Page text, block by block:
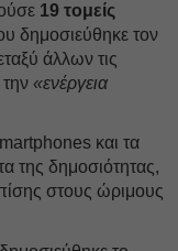
19 τομείς
δημοσιεύθηκε τον
άλλων τις
την «ενέργεια
και τα
της δημοσιότητας,
στους ώριμους